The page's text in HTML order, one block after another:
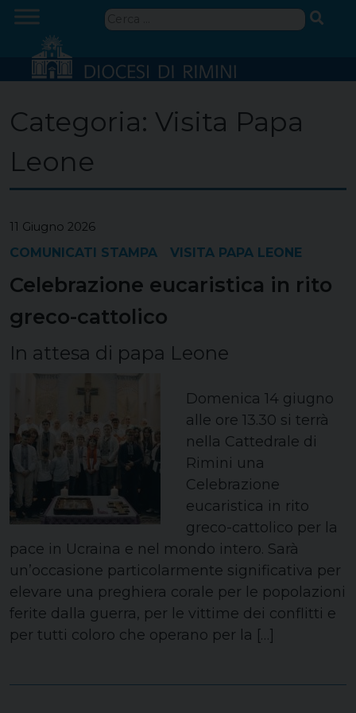
Skip
content
Ricerca
Categoria: Visita Papa
Leone
11 Giugno 2026
COMUNICATI STAMPA VISITA PAPA LEONE
Celebrazione eucaristica in rito
greco-cattolico
In attesa di papa Leone
Domenica 14 giugno
alle ore 13.30 si terrà
nella Cattedrale di
Rimini una
Celebrazione
eucaristica in rito
greco-cattolico per la
pace in Ucraina e nel mondo intero. Sarà
un’occasione particolarmente significativa per
elevare una preghiera corale per le popolazioni
ferite dalla guerra, per le vittime dei conflitti e
per tutti coloro che operano per la […]